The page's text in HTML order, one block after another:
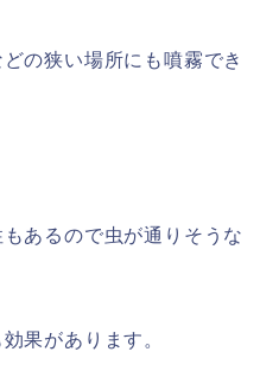
の狭い場所にも噴霧でき
あるので虫が通りそうな
果があります。